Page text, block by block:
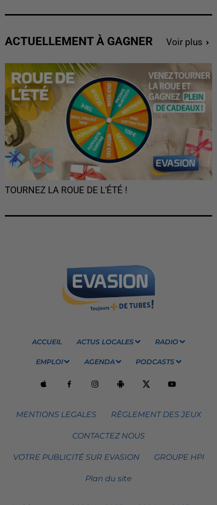
ACTUELLEMENT À GAGNER Voir plus
TOURNEZ LA ROUE DE L'ÉTÉ !
ACCUEIL ACTUS LOCALES RADIO
EMPLOI AGENDA PODCASTS
MENTIONS LEGALES RÈGLEMENT DES JEUX
CONTACTEZ NOUS
VOTRE PUBLICITÉ SUR EVASION GROUPE HPI
Plan du site